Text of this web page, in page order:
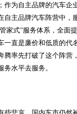
作为自主品牌的汽车企
自主品牌汽车阵营中，
家式”服务体系，全面
一直是廉价和低质的代
腾率先打破了这个阵营
水平去服务。